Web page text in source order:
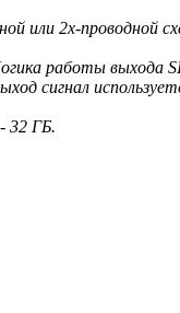
или 2х-проводной
работы выхода
сигнал
32 ГБ.